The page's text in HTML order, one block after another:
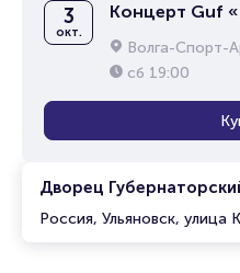
Дворец
Россия, Ульяновск, улица
3
окт.
Концерт Guf
Волга-Спорт-
сб 19:00